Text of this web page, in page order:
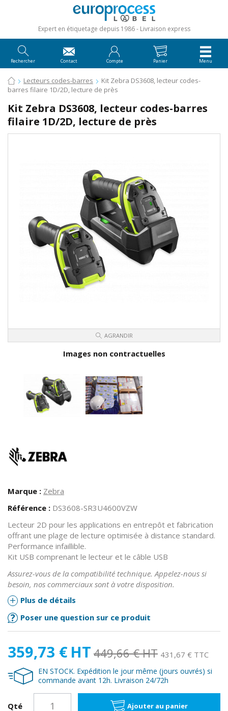
Expert en étiquetage depuis 1986 Livraison express
Rechercher Contact Compte Panier Menu
Lecteurs codes-barres
Kit Zebra DS3608, lecteur codes-
barres filaire 1D/2D, lecture de près
Kit Zebra DS3608, lecteur codes-barres
filaire 1D/2D, lecture de près
AGRANDIR
Images non contractuelles
Marque : Zebra
Référence : DS3608-SR3U4600VZW
Lecteur 2D pour les applications en entrepôt et fabrication
offrant une plage de lecture optimisée à distance standard.
Performance infaillible.
Kit USB comprenant le lecteur et le câble USB
Assurez-vous de la compatibilité technique. Appelez-nous si
besoin, nos commerciaux sont à votre disposition.
Plus de détails
Poser une question sur ce produit
359,73 € HT 449,66 € HT 431,67 € TTC
EN STOCK. Expédition le jour même (jours ouvrés) si
commande avant 12h. Livraison 24/72h
Qté Ajouter au panier